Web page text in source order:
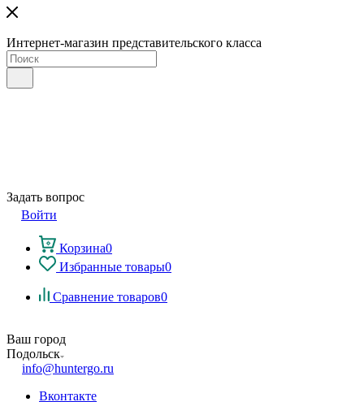
Интернет-магазин представительского класса
Задать вопрос
Войти
Корзина0
Избранные товары0
Сравнение товаров0
Ваш город
Подольск
info@huntergo.ru
Вконтакте